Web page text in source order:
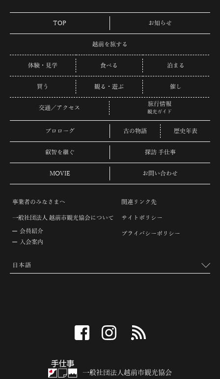
TOP お知らせ
越前を旅する
体験・見学 食べる 泊まる
買う 観る・遊ぶ 催し
交通／アクセス
旅行情報
観光ガイド
プロローグ 古の物語 歴史年表
叡智を継ぐ 探訪 手仕事
MOVIE お問い合わせ
事業者のみなさまへ
一般社団法人 越前市観光協会について
会員紹介
入会案内
関連リンク先
サイトポリシー
プライバシーポリシー
facebook instagram
一般社団法人越前市観光協会